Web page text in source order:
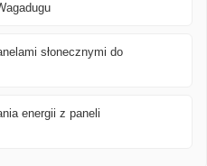
słonecznymi do
energii z paneli